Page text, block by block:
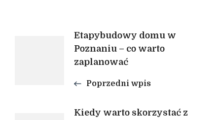
Nawigacja
wpisu
Etapybudowy domu w
Poznaniu – co warto
zaplanować
Poprzedni wpis
Kiedy warto skorzystać z